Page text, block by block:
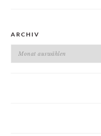
ARCHIV
Archiv